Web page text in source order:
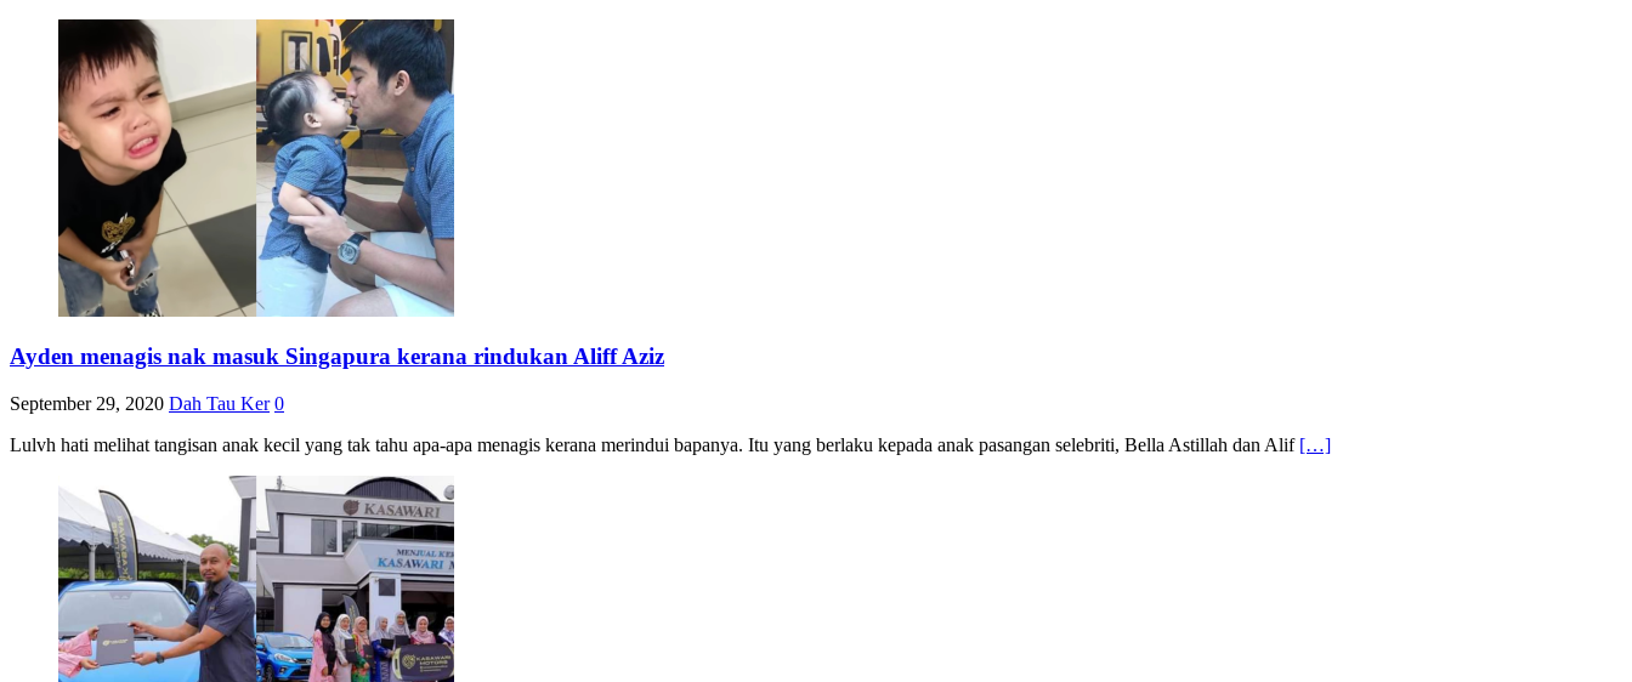
Ayden menagis nak masuk Singapura kerana rindukan Aliff Aziz
September 29, 2020 Dah Tau Ker 0
Lulvh hati melihat tangisan anak kecil yang tak tahu apa-apa menagis kerana merindui bapanya. Itu yang berlaku kepada anak pasangan selebriti, Bella Astillah dan Alif […]